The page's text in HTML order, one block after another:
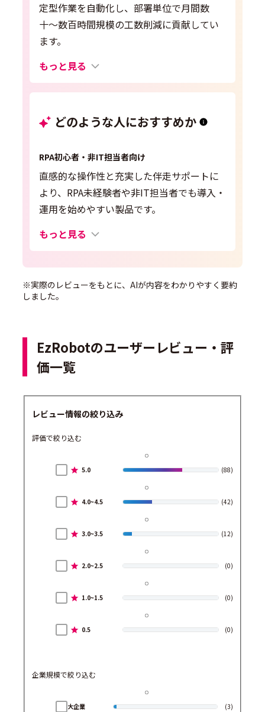
定型作業を自動化し、部署単位で月間数
十〜数百時間規模の工数削減に貢献してい
ます。
もっと見る
どのような人におすすめか
RPA初心者・非IT担当者向け
直感的な操作性と充実した伴走サポートに
より、RPA未経験者や非IT担当者でも導入・
運用を始めやすい製品です。
もっと見る
※実際のレビューをもとに、AIが内容をわかりやすく要約
しました。
EzRobotのユーザーレビュー・評
価一覧
レビュー情報の絞り込み
評価で絞り込む
5.0 (88)
4.0~4.5 (42)
3.0~3.5 (12)
2.0~2.5 (0)
1.0~1.5 (0)
0.5 (0)
企業規模で絞り込む
大企業 (3)